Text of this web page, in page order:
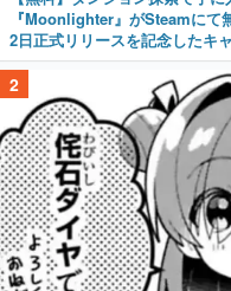
『Moonlighter』がSteamに
2日正式リリースを記念したキ
2